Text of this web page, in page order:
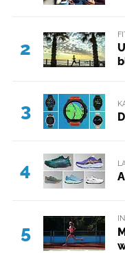
2
3
4
5